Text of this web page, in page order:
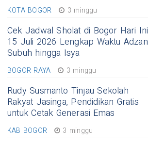
KOTA BOGOR 3 minggu
Cek Jadwal Sholat di Bogor Hari Ini
15 Juli 2026 Lengkap Waktu Adzan
Subuh hingga Isya
BOGOR RAYA 3 minggu
Rudy Susmanto Tinjau Sekolah
Rakyat Jasinga, Pendidikan Gratis
untuk Cetak Generasi Emas
KAB BOGOR 3 minggu